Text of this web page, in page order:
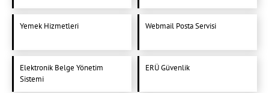
Yemek Hizmetleri Webmail Posta Servisi
Elektronik Belge Yönetim
Sistemi
ERÜ Güvenlik